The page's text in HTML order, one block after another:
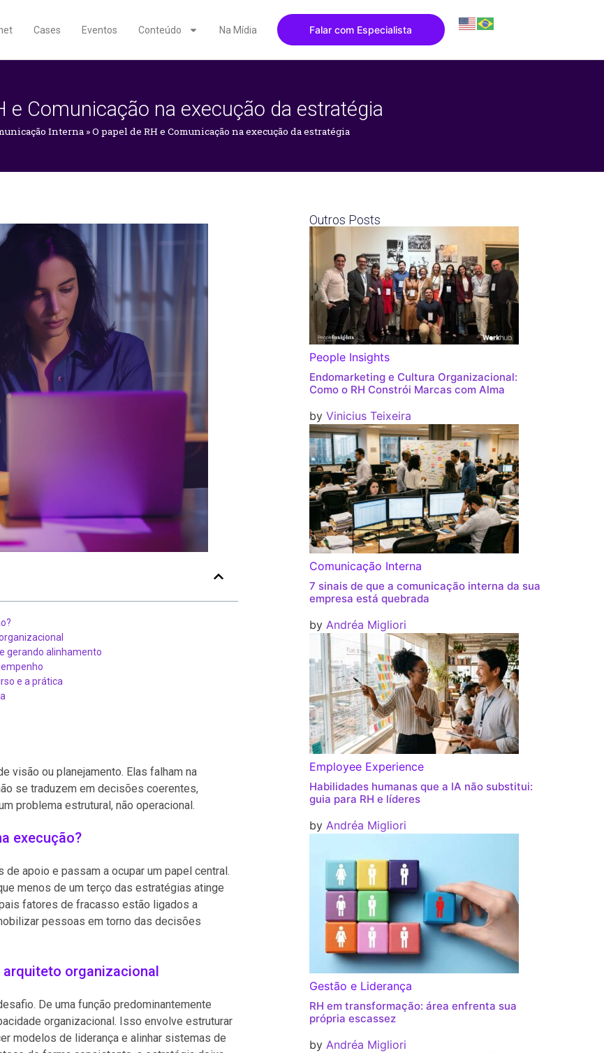
Cases Eventos Conteúdo Na Mídia Falar com Especialista
e Comunicação na execução da estratégia
Interna »O papel de RH e Comunicação na execução da estratégia
gerando alinhamento
e a prática
visão ou planejamento. Elas falham na
se traduzem em decisões coerentes,
problema estrutural, não operacional.
execução?
de apoio e passam a ocupar um papel central.
menos de um terço das estratégias atinge
fatores de fracasso estão ligados a
pessoas em torno das decisões
arquiteto organizacional
De uma função predominantemente
organizacional. Isso envolve estruturar
modelos de liderança e alinhar sistemas de
Outros Posts
People Insights
Endomarketing e Cultura Organizacional:
Como o RH Constrói Marcas com Alma
by Vinicius Teixeira
Comunicação Interna
7 sinais de que a comunicação interna da sua
empresa está quebrada
by Andréa Migliori
Employee Experience
Habilidades humanas que a IA não substitui:
guia para RH e líderes
by Andréa Migliori
Gestão e Liderança
RH em transformação: área enfrenta sua
própria escassez
by Andréa Migliori